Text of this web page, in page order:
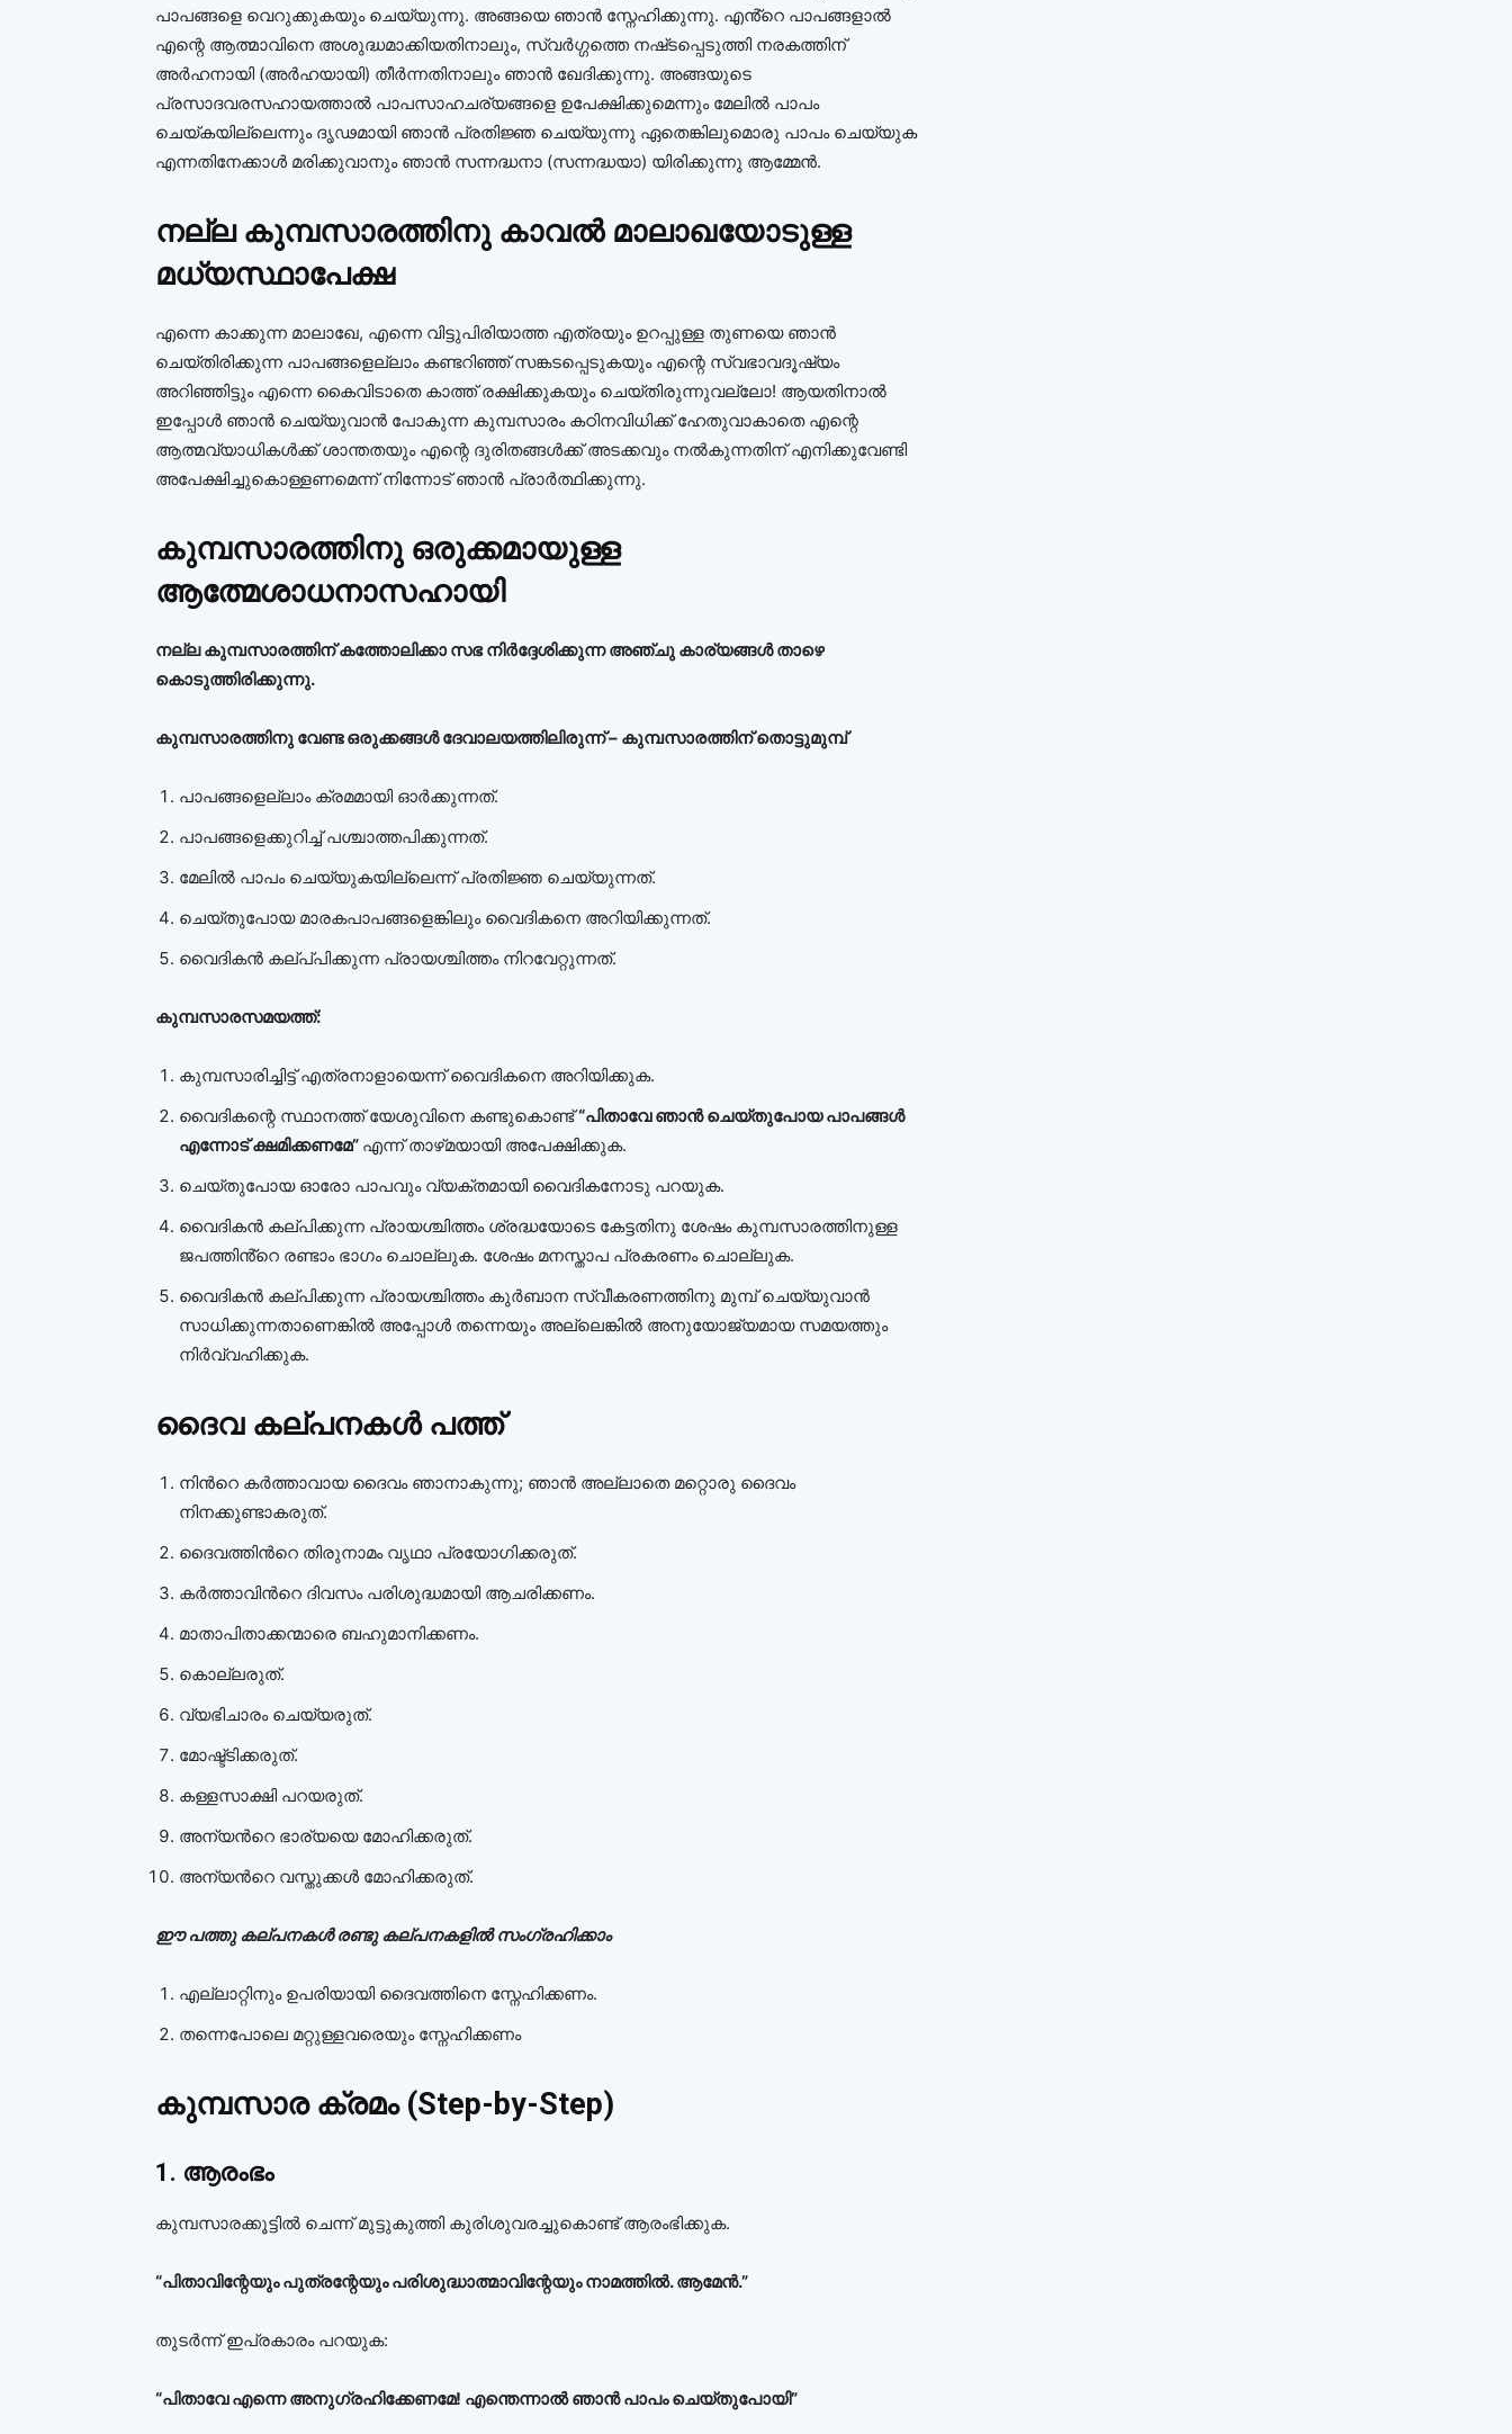
പാപങ്ങളെ വെറുക്കുകയും ചെയ്യുന്നു. അങ്ങയെ ഞാൻ സ്നേഹിക്കുന്നു. എൻ്റെ പാപങ്ങളാൽ
എന്റെ ആത്മാവിനെ അശുദ്ധമാക്കിയതിനാലും, സ്വർഗ്ഗത്തെ നഷ്‌ടപ്പെടുത്തി നരകത്തിന്
അർഹനായി (അർഹയായി) തീർന്നതിനാലും ഞാൻ ഖേദിക്കുന്നു. അങ്ങയുടെ
പ്രസാദവരസഹായത്താൽ പാപസാഹചര്യങ്ങളെ ഉപേക്ഷിക്കുമെന്നും മേലിൽ പാപം
ചെയ്കയില്ലെന്നും ദൃഢമായി ഞാൻ പ്രതിജ്ഞ ചെയ്യുന്നു ഏതെങ്കിലുമൊരു പാപം ചെയ്യുക
എന്നതിനേക്കാൾ മരിക്കുവാനും ഞാൻ സന്നദ്ധനാ (സന്നദ്ധയാ) യിരിക്കുന്നു ആമ്മേൻ.
നല്ല കുമ്പസാരത്തിനു കാവൽ മാലാഖയോടുള്ള
മധ്യസ്ഥാപേക്ഷ
എന്നെ കാക്കുന്ന മാലാഖേ, എന്നെ വിട്ടുപിരിയാത്ത എത്രയും ഉറപ്പുള്ള തുണയെ ഞാൻ
ചെയ്തിരിക്കുന്ന പാപങ്ങളെല്ലാം കണ്ടറിഞ്ഞ് സങ്കടപ്പെടുകയും എന്റെ സ്വഭാവദൂഷ്യം
അറിഞ്ഞിട്ടും എന്നെ കൈവിടാതെ കാത്ത് രക്ഷിക്കുകയും ചെയ്തിരുന്നുവല്ലോ! ആയതിനാൽ
ഇപ്പോൾ ഞാൻ ചെയ്യുവാൻ പോകുന്ന കുമ്പസാരം കഠിനവിധിക്ക് ഹേതുവാകാതെ എന്റെ
ആത്മവ്യാധികൾക്ക് ശാന്തതയും എന്റെ ദുരിതങ്ങൾക്ക് അടക്കവും നൽകുന്നതിന് എനിക്കുവേണ്ടി
അപേക്ഷിച്ചുകൊള്ളണമെന്ന് നിന്നോട് ഞാൻ പ്രാർത്ഥിക്കുന്നു.
കുമ്പസാരത്തിനു ഒരുക്കമായുള്ള
ആത്മേശാധനാസഹായി
നല്ല കുമ്പസാരത്തിന് കത്തോലിക്കാ സഭ നിർദ്ദേശിക്കുന്ന അഞ്ചു കാര്യങ്ങൾ താഴെ
കൊടുത്തിരിക്കുന്നു.
കുമ്പസാരത്തിനു വേണ്ട ഒരുക്കങ്ങൾ ദേവാലയത്തിലിരുന്ന് – കുമ്പസാരത്തിന് തൊട്ടുമുമ്പ്
പാപങ്ങളെല്ലാം ക്രമമായി ഓർക്കുന്നത്.
പാപങ്ങളെക്കുറിച്ച് പശ്ചാത്തപിക്കുന്നത്.
മേലിൽ പാപം ചെയ്യുകയില്ലെന്ന് പ്രതിജ്ഞ ചെയ്യുന്നത്.
ചെയ്തുപോയ മാരകപാപങ്ങളെങ്കിലും വൈദികനെ അറിയിക്കുന്നത്.
വൈദികൻ കല്പ്‌പിക്കുന്ന പ്രായശ്ചിത്തം നിറവേറ്റുന്നത്.
കുമ്പസാരസമയത്ത്:
കുമ്പസാരിച്ചിട്ട് എത്രനാളായെന്ന് വൈദികനെ അറിയിക്കുക.
വൈദികന്റെ സ്ഥാനത്ത് യേശുവിനെ കണ്ടുകൊണ്ട്“പിതാവേ ഞാൻ ചെയ്‌തുപോയ പാപങ്ങൾ
എന്നോട് ക്ഷമിക്കണമേ” എന്ന് താഴ്‌മയായി അപേക്ഷിക്കുക.
ചെയ്തുപോയ ഓരോ പാപവും വ്യക്തമായി വൈദികനോടു പറയുക.
വൈദികൻ കല്‌പിക്കുന്ന പ്രായശ്ചിത്തം ശ്രദ്ധയോടെ കേട്ടതിനു ശേഷം കുമ്പസാരത്തിനുള്ള
ജപത്തിൻ്റെ രണ്ടാം ഭാഗം ചൊല്ലുക. ശേഷം മനസ്താപ പ്രകരണം ചൊല്ലുക.
വൈദികൻ കല്‌പിക്കുന്ന പ്രായശ്ചിത്തം കുർബാന സ്വീകരണത്തിനു മുമ്പ് ചെയ്യുവാൻ
സാധിക്കുന്നതാണെങ്കിൽ അപ്പോൾ തന്നെയും അല്ലെങ്കിൽ അനുയോജ്യമായ സമയത്തും
നിർവ്വഹിക്കുക.
ദൈവ കല്പനകള്‍ പത്ത്‌
നിന്‍റെ കര്‍ത്താവായ ദൈവം ഞാനാകുന്നു; ഞാന്‍ അല്ലാതെ മറ്റൊരു ദൈവം
നിനക്കുണ്ടാകരുത്.
ദൈവത്തിന്‍റെ തിരുനാമം വൃഥാ പ്രയോഗിക്കരുത്.
കര്‍ത്താവിന്‍റെ ദിവസം പരിശുദ്ധമായി ആചരിക്കണം.
മാതാപിതാക്കന്മാരെ ബഹുമാനിക്കണം.
കൊല്ലരുത്.
വ്യഭിചാരം ചെയ്യരുത്‌.
മോഷ്ട്ടിക്കരുത്.
കള്ളസാക്ഷി പറയരുത്.
അന്യന്‍റെ ഭാര്യയെ മോഹിക്കരുത്.
അന്യന്‍റെ വസ്തുക്കള്‍ മോഹിക്കരുത്.
ഈ പത്തു കല്പനകള്‍ രണ്ടു കല്പനകളില്‍ സംഗ്രഹിക്കാം
എല്ലാറ്റിനും ഉപരിയായി ദൈവത്തിനെ സ്നേഹിക്കണം.
തന്നെപോലെ മറ്റുള്ളവരെയും സ്നേഹിക്കണം
കുമ്പസാര ക്രമം (Step-by-Step)
1. ആരംഭം
കുമ്പസാരക്കൂട്ടിൽ ചെന്ന് മുട്ടുകുത്തി കുരിശുവരച്ചുകൊണ്ട് ആരംഭിക്കുക.
“പിതാവിന്റേയും പുത്രന്റേയും പരിശുദ്ധാത്മാവിന്റേയും നാമത്തിൽ. ആമേൻ.”
തുടർന്ന് ഇപ്രകാരം പറയുക:
“പിതാവേ എന്നെ അനുഗ്രഹിക്കേണമേ! എന്തെന്നാൽ ഞാൻ പാപം ചെയ്തുപോയി”